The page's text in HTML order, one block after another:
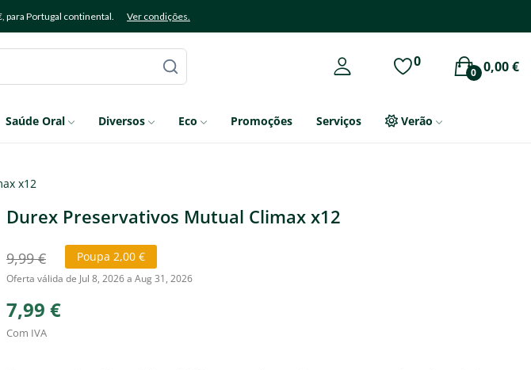
para Portugal continental. Ver condições.
0 0,00 €
0
Saúde Oral Diversos Eco Promoções Serviços Verão
x12
Durex Preservativos Mutual Climax x12
9,99 € Poupa 2,00 €
Oferta válida de Jul 8, 2026 a Aug 31, 2026
7,99 €
Com IVA